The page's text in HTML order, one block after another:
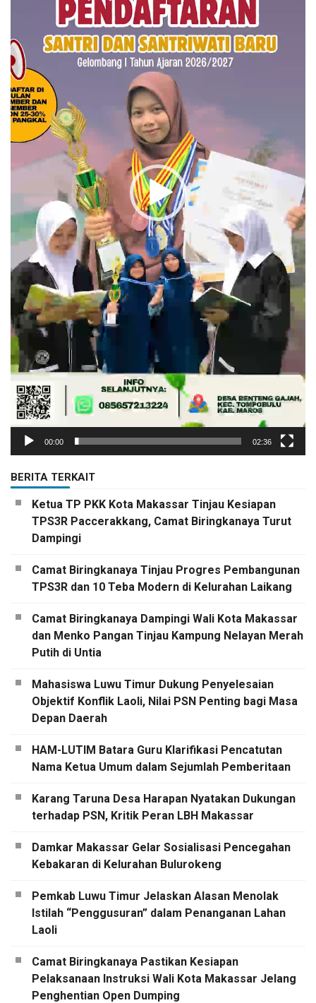
00:00 02:36
BERITA TERKAIT
Ketua TP PKK Kota Makassar Tinjau Kesiapan
TPS3R Paccerakkang, Camat Biringkanaya Turut
Dampingi
Camat Biringkanaya Tinjau Progres Pembangunan
TPS3R dan 10 Teba Modern di Kelurahan Laikang
Camat Biringkanaya Dampingi Wali Kota Makassar
dan Menko Pangan Tinjau Kampung Nelayan Merah
Putih di Untia
Mahasiswa Luwu Timur Dukung Penyelesaian
Objektif Konflik Laoli, Nilai PSN Penting bagi Masa
Depan Daerah
HAM-LUTIM Batara Guru Klarifikasi Pencatutan
Nama Ketua Umum dalam Sejumlah Pemberitaan
Karang Taruna Desa Harapan Nyatakan Dukungan
terhadap PSN, Kritik Peran LBH Makassar
Damkar Makassar Gelar Sosialisasi Pencegahan
Kebakaran di Kelurahan Bulurokeng
Pemkab Luwu Timur Jelaskan Alasan Menolak
Istilah “Penggusuran” dalam Penanganan Lahan
Laoli
Camat Biringkanaya Pastikan Kesiapan
Pelaksanaan Instruksi Wali Kota Makassar Jelang
Penghentian Open Dumping